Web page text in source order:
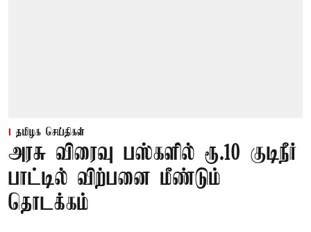
தமிழக செய்திகள்
அரசு விரைவு பஸ்களில் ரூ.10 குடிநீர்
பாட்டில் விற்பனை மீண்டும்
தொடக்கம்